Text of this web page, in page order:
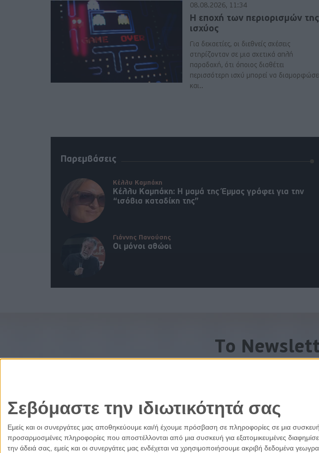
Σεβόμαστε την ιδιωτικότητά σας
Εμείς και οι συνεργάτες μας αποθηκεύουμε και/ή έχουμε πρόσβαση σε πληροφορίες σε μια
προσαρμοσμένες πληροφορίες που αποστέλλονται από μια συσκευή για εξατομικευμένες
την άδειά σας, εμείς και οι συνεργάτες μας ενδέχεται να χρησιμοποιήσουμε ακριβή δεδομένα
08.08.2026, 11:34
Η εποχή των περιορισμών της
ισχύος
Για δεκαετίες, οι διεθνείς σχέσεις
στηρίζονταν σε μια σχετικά απλή
παραδοχή, ότι όποιος διαθέτει
περισσότερη ισχύ μπορεί να
και..
Παρεμβάσεις
Κέλλυ Καμπάκη
Κέλλυ Καμπάκη: Η μαμά της Έμμας γράφει για την
“ισόβια καταδίκη της”
Γιάννης Πανούσης
Οι μόνοι αθώοι
To
Λάβετε την